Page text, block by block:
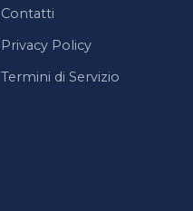
Contatti
Privacy Policy
Termini di Servizio